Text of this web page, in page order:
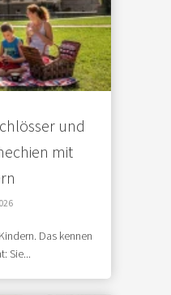
und
mit
Das kennen
Sie...